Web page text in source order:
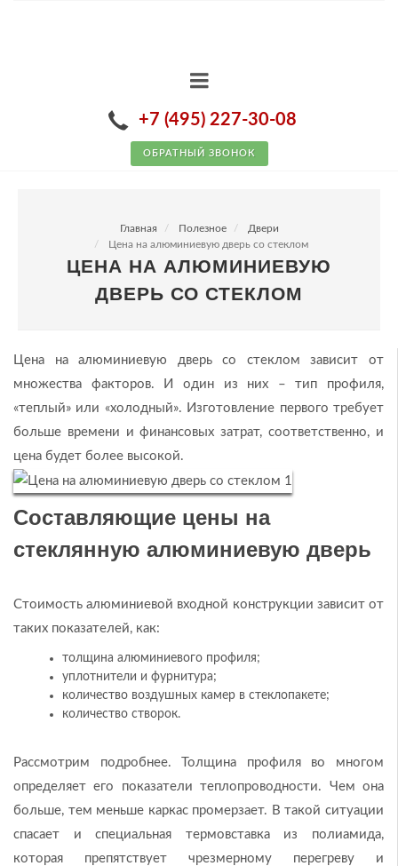
+7 (495) 227-30-08
ОБРАТНЫЙ ЗВОНОК
Главная Полезное
Двери
Цена на алюминиевую дверь со стеклом
ЦЕНА НА АЛЮМИНИЕВУЮ
ДВЕРЬ СО СТЕКЛОМ
Цена на алюминиевую дверь со стеклом зависит от
множества факторов. И один из них – тип профиля,
«теплый» или «холодный». Изготовление первого требует
больше времени и финансовых затрат, соответственно, и
цена будет более высокой.
Составляющие цены на
стеклянную алюминиевую дверь
Стоимость алюминиевой входной конструкции зависит от
таких показателей, как:
толщина алюминиевого профиля;
уплотнители и фурнитура;
количество воздушных камер в стеклопакете;
количество створок.
Рассмотрим подробнее. Толщина профиля во многом
определяет его показатели теплопроводности. Чем она
больше, тем меньше каркас промерзает. В такой ситуации
спасает и специальная термовставка из полиамида,
которая препятствует чрезмерному перегреву и